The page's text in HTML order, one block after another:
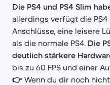
Die PS4 und PS4 Slim
allerdings verfügt die
Anschlüsse, eine leisere
als die normale PS4. Die
deutlich stärkere
bis zu 60 FPS und einer
👉 Wenn du dir noch